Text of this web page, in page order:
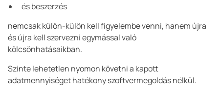
és beszerzés
nemcsak külön-külön kell figyelembe venni, hanem újra
és újra kell szervezni egymással való
kölcsönhatásaikban.
Szinte lehetetlen nyomon követni a kapott
adatmennyiséget hatékony szoftvermegoldás nélkül.